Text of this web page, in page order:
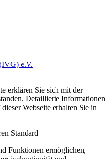
erklären Sie sich mit der
Detaillierte Informationen
Webseite erhalten Sie in
Standard
Funktionen ermöglichen,